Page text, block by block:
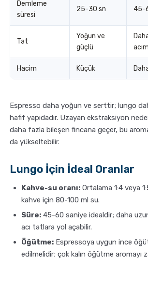
Demleme
süresi
25-30 sn 45-
Tat
Yoğun ve
güçlü
Hacim Küçük
Espresso daha yoğun ve serttir; lungo
hafif yapıdadır. Uzayan ekstraksiyon
daha fazla bileşen fincana geçer, bu
da yükseltebilir.
Lungo İçin İdeal Oranlar
Kahve-su oranı: Ortalama 1:4 veya
kahve için 80-100 ml su.
Süre: 45-60 saniye idealdir; daha
acı tatlara yol açabilir.
Öğütme: Espressoya uygun ince
edilmelidir; çok kalın öğütme aromayı